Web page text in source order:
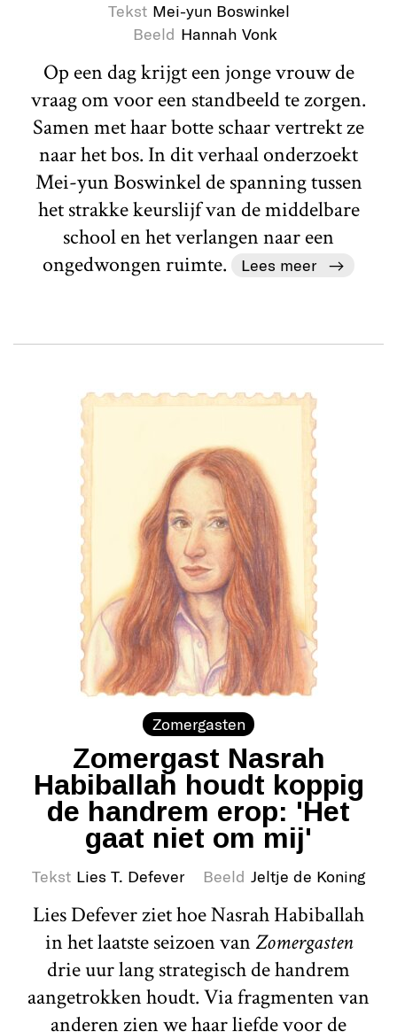
Tekst Mei-yun Boswinkel
Beeld Hannah Vonk
Op een dag krijgt een jonge vrouw de
vraag om voor een standbeeld te zorgen.
Samen met haar botte schaar vertrekt ze
naar het bos. In dit verhaal onderzoekt
Mei-yun Boswinkel de spanning tussen
het strakke keurslijf van de middelbare
school en het verlangen naar een
ongedwongen ruimte.
Lees meer
Zomergasten
Zomergast Nasrah
Habiballah houdt koppig
de handrem erop: 'Het
gaat niet om mij'
Tekst Lies T. Defever Beeld Jeltje de Koning
Lies Defever ziet hoe Nasrah Habiballah
in het laatste seizoen vanZomergasten
drie uur lang strategisch de handrem
aangetrokken houdt. Via fragmenten van
anderen zien we haar liefde voor de